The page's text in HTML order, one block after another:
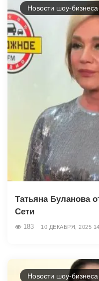
Новости шоу-бизнеса
Татьяна Буланова
Сети
183 10 ДЕКАБРЯ, 2025
Новости шоу-бизнеса